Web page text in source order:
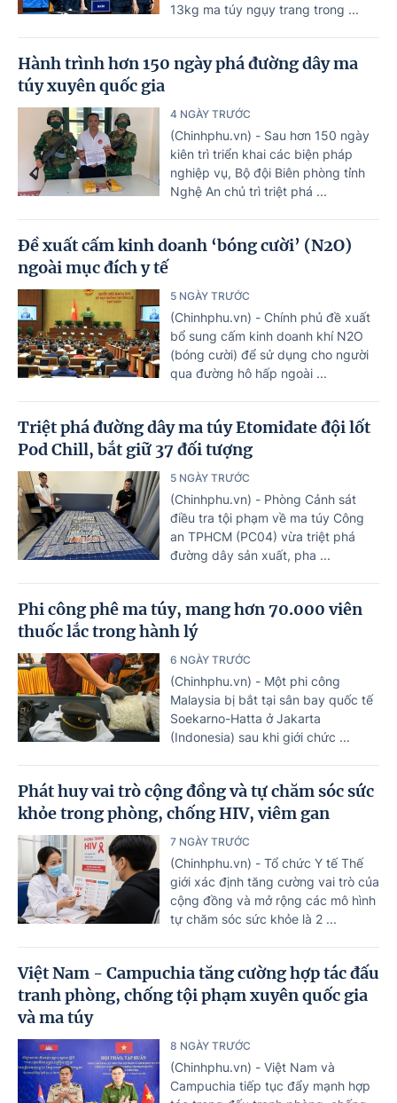
13kg ma túy ngụy trang trong ...
Hành trình hơn 150 ngày phá đường dây ma
túy xuyên quốc gia
4 NGÀY TRƯỚC
(Chinhphu.vn) - Sau hơn 150 ngày
kiên trì triển khai các biện pháp
nghiệp vụ, Bộ đội Biên phòng tỉnh
Nghệ An chủ trì triệt phá ...
Đề xuất cấm kinh doanh ‘bóng cười’ (N2O)
ngoài mục đích y tế
5 NGÀY TRƯỚC
(Chinhphu.vn) - Chính phủ đề xuất
bổ sung cấm kinh doanh khí N2O
(bóng cười) để sử dụng cho người
qua đường hô hấp ngoài ...
Triệt phá đường dây ma túy Etomidate đội lốt
Pod Chill, bắt giữ 37 đối tượng
5 NGÀY TRƯỚC
(Chinhphu.vn) - Phòng Cảnh sát
điều tra tội phạm về ma túy Công
an TPHCM (PC04) vừa triệt phá
đường dây sản xuất, pha ...
Phi công phê ma túy, mang hơn 70.000 viên
thuốc lắc trong hành lý
6 NGÀY TRƯỚC
(Chinhphu.vn) - Một phi công
Malaysia bị bắt tại sân bay quốc tế
Soekarno-Hatta ở Jakarta
(Indonesia) sau khi giới chức ...
Phát huy vai trò cộng đồng và tự chăm sóc sức
khỏe trong phòng, chống HIV, viêm gan
7 NGÀY TRƯỚC
(Chinhphu.vn) - Tổ chức Y tế Thế
giới xác định tăng cường vai trò của
cộng đồng và mở rộng các mô hình
tự chăm sóc sức khỏe là 2 ...
Việt Nam - Campuchia tăng cường hợp tác đấu
tranh phòng, chống tội phạm xuyên quốc gia
và ma túy
8 NGÀY TRƯỚC
(Chinhphu.vn) - Việt Nam và
Campuchia tiếp tục đẩy mạnh hợp